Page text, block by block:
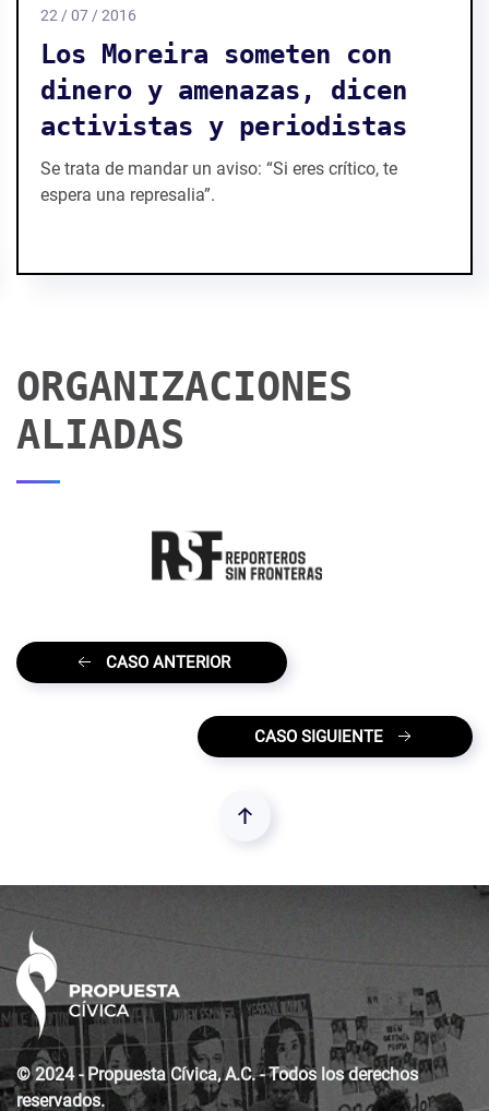
Denuncia Humberto Moreira
al diario Vanguardia;
exige se le repare un
supuesto daño moral
El exgobernador de Coahuila, Humberto Moreira,
ORGANIZACIONES
ALIADAS
CASO ANTERIOR
CASO SIGUIENTE
© 2024 - Propuesta Cívica, A.C. - Todos los derechos
reservados.